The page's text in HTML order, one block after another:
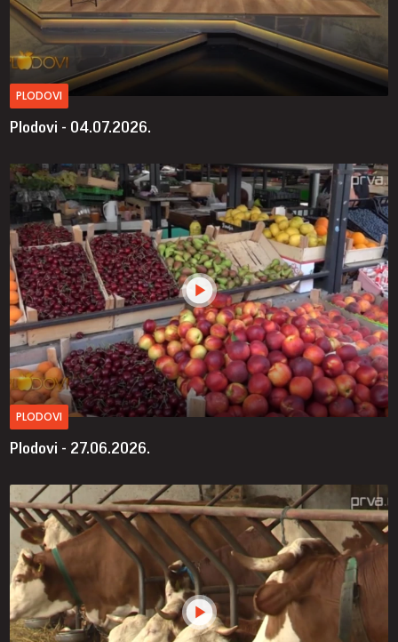
PLODOVI
Plodovi - 04.07.2026.
PLODOVI
Plodovi - 27.06.2026.